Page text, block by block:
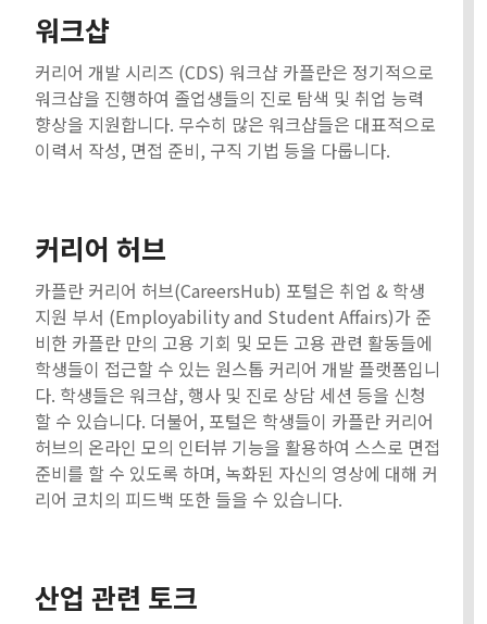
워크샵
커리어 개발 시리즈 (CDS) 워크샵 카플란은 정기적으로
워크샵을 진행하여 졸업생들의 진로 탐색 및 취업 능력
향상을 지원합니다. 무수히 많은 워크샵들은 대표적으로
이력서 작성, 면접 준비, 구직 기법 등을 다룹니다.
커리어 허브
카플란 커리어 허브(CareersHub) 포털은 취업 & 학생
지원 부서 (Employability and Student Affairs)가 준
비한 카플란 만의 고용 기회 및 모든 고용 관련 활동들에
학생들이 접근할 수 있는 원스톱 커리어 개발 플랫폼입니
다. 학생들은 워크샵, 행사 및 진로 상담 세션 등을 신청
할 수 있습니다. 더불어, 포털은 학생들이 카플란 커리어
허브의 온라인 모의 인터뷰 기능을 활용하여 스스로 면접
준비를 할 수 있도록 하며, 녹화된 자신의 영상에 대해 커
리어 코치의 피드백 또한 들을 수 있습니다.
산업 관련 토크